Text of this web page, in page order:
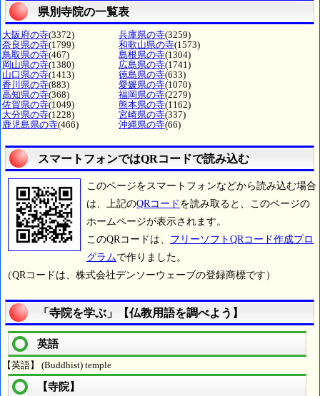
県別寺院の一覧表
大阪府の寺(3372) 兵庫県の寺(3259)
奈良県の寺(1799) 和歌山県の寺(1573)
鳥取県の寺(467) 島根県の寺(1304)
岡山県の寺(1380) 広島県の寺(1741)
山口県の寺(1413) 徳島県の寺(633)
香川県の寺(883) 愛媛県の寺(1070)
高知県の寺(368) 福岡県の寺(2279)
佐賀県の寺(1049) 熊本県の寺(1162)
大分県の寺(1228) 宮崎県の寺(337)
鹿児島県の寺(466) 沖縄県の寺(66)
スマートフォンではQRコードで読み込む
このページをスマートフォンなどから読み込む場合
は、上記のQRコード を読み取ると、このページの
ホームページが表示されます。
このQRコードは、 フリーソフトQRコード作成プロ
グラムで作りました。
（QRコードは、株式会社デンソーウェーブの登録商標です）
「寺院を学ぶ」【仏教用語を調べよう】
英語
【英語】 (Buddhist) temple
【寺院】